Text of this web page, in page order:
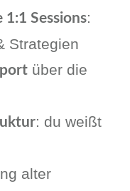
Sessions:
Strategien
über die
: du weißt
alter